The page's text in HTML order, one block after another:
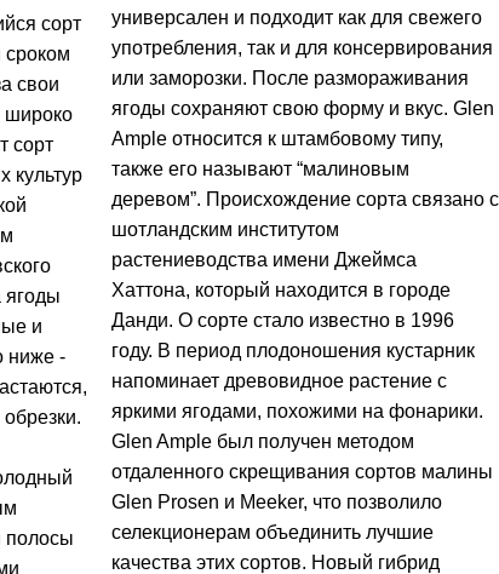
сорт
свои
широко
сорт
культур
ягоды
и
ниже -
полосы
универсален и подходит как для свежего
употребления, так и для консервирования
или заморозки. После размораживания
ягоды сохраняют свою форму и вкус. Glen
Ample относится к штамбовому типу,
также его называют “малиновым
деревом”. Происхождение сорта связано с
шотландским институтом
растениеводства имени Джеймса
Хаттона, который находится в городе
Данди. О сорте стало известно в 1996
году. В период плодоношения кустарник
напоминает древовидное растение с
яркими ягодами, похожими на фонарики.
Glen Ample был получен методом
отдаленного скрещивания сортов малины
Glen Prosen и Meeker, что позволило
селекционерам объединить лучшие
качества этих сортов. Новый гибрид